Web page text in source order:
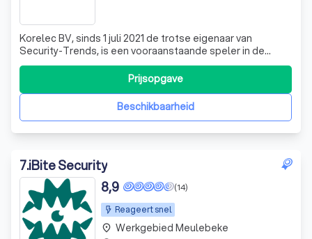
Korelec BV, sinds 1 juli 2021 de trotse eigenaar van
Security-Trends, is een vooraanstaande speler in de
beveiligingssector. Met een sterke focus op innovatie en
kwaliteit, bieden we een breed scala aan
beveiligingsoplossingen, variërend van inbraakbeveiliging
en branddetectie tot camerabewaking en
Beschikbaarheid
Prijsopgave
7.iBite Security
Reageert snel
(14)
8,9
place Werkgebied Meulebeke